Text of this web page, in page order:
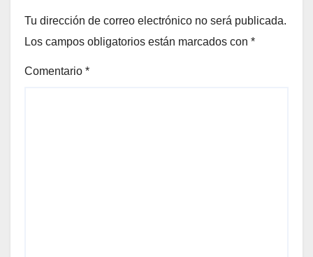
Tu dirección de correo electrónico no será publicada.
Los campos obligatorios están marcados con *
Comentario *